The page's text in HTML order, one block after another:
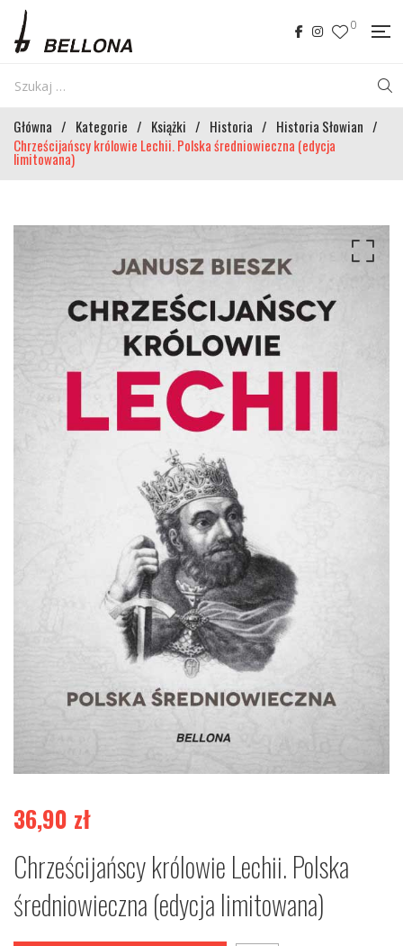
0
Główna / Kategorie / Książki / Historia / Historia Słowian /
Chrześcijańscy królowie Lechii. Polska średniowieczna (edycja
limitowana)
36,90 zł
Chrześcijańscy królowie Lechii. Polska
średniowieczna (edycja limitowana)